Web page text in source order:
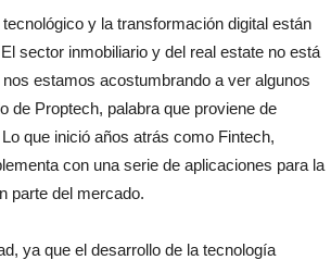
y la transformación digital están
sector inmobiliario y del real estate no está
estamos acostumbrando a ver algunos
de Proptech, palabra que proviene de
que inició años atrás como Fintech,
con una serie de aplicaciones para la
parte del mercado.
ya que el desarrollo de la tecnología